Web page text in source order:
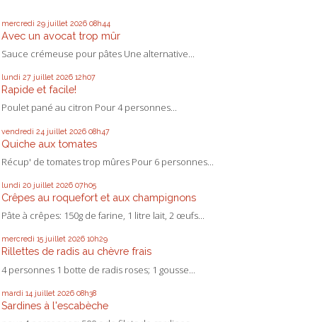
mercredi 29 juillet 2026 08h44
Avec un avocat trop mûr
Sauce crémeuse pour pâtes Une alternative...
lundi 27 juillet 2026 12h07
Rapide et facile!
Poulet pané au citron Pour 4 personnes...
vendredi 24 juillet 2026 08h47
Quiche aux tomates
Récup' de tomates trop mûres Pour 6 personnes...
lundi 20 juillet 2026 07h05
Crêpes au roquefort et aux champignons
Pâte à crêpes: 150g de farine, 1 litre lait, 2 œufs...
mercredi 15 juillet 2026 10h29
Rillettes de radis au chèvre frais
4 personnes 1 botte de radis roses; 1 gousse...
mardi 14 juillet 2026 08h38
Sardines à l'escabèche